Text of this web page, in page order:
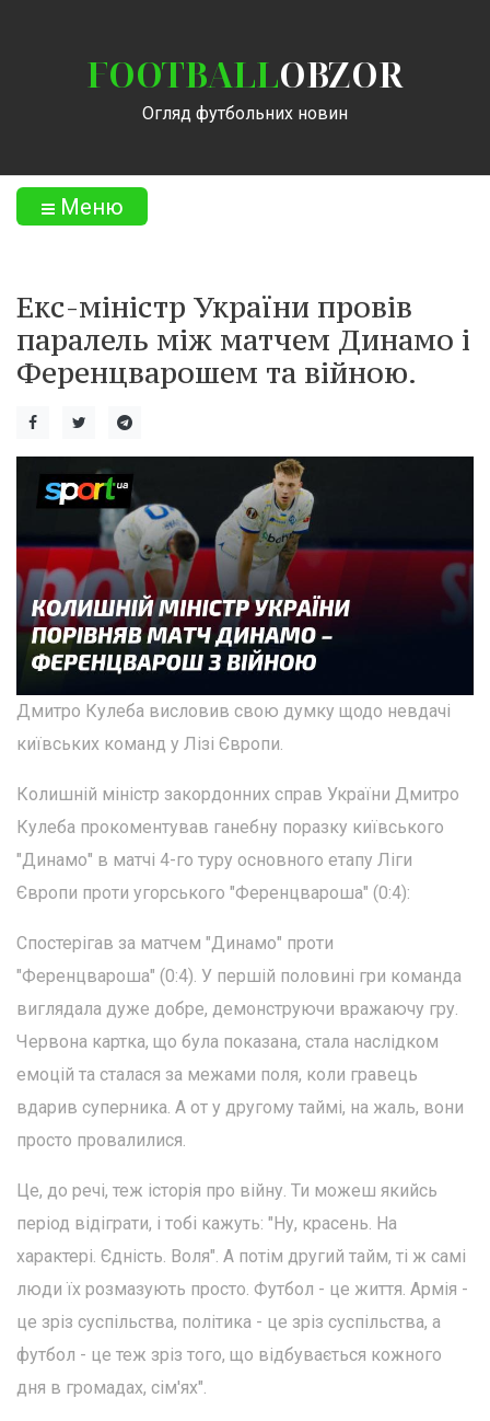
FOOTBALLOBZOR
Огляд футбольних новин
Меню
Екс-міністр України провів
паралель між матчем Динамо і
Ференцварошем та війною.
Дмитро Кулеба висловив свою думку щодо невдачі
київських команд у Лізі Європи.
Колишній міністр закордонних справ України Дмитро
Кулеба прокоментував ганебну поразку київського
"Динамо" в матчі 4-го туру основного етапу Ліги
Європи проти угорського "Ференцвароша" (0:4):
Спостерігав за матчем "Динамо" проти
"Ференцвароша" (0:4). У першій половині гри команда
виглядала дуже добре, демонструючи вражаючу гру.
Червона картка, що була показана, стала наслідком
емоцій та сталася за межами поля, коли гравець
вдарив суперника. А от у другому таймі, на жаль, вони
просто провалилися.
Це, до речі, теж історія про війну. Ти можеш якийсь
період відіграти, і тобі кажуть: "Ну, красень. На
характері. Єдність. Воля". А потім другий тайм, ті ж самі
люди їх розмазують просто. Футбол - це життя. Армія -
це зріз суспільства, політика - це зріз суспільства, а
футбол - це теж зріз того, що відбувається кожного
дня в громадах, сім'ях".